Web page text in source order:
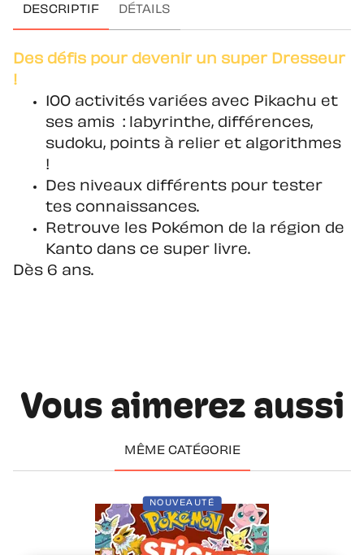
DESCRIPTIF DÉTAILS
Des défis pour devenir un super Dresseur
!
100 activités variées avec Pikachu et
ses amis : labyrinthe, différences,
sudoku, points à relier et algorithmes
!
Des niveaux différents pour tester
tes connaissances.
Retrouve les Pokémon de la région de
Kanto dans ce super livre.
Dès 6 ans.
Vous aimerez aussi
MÊME CATÉGORIE
NOUVEAUTÉ